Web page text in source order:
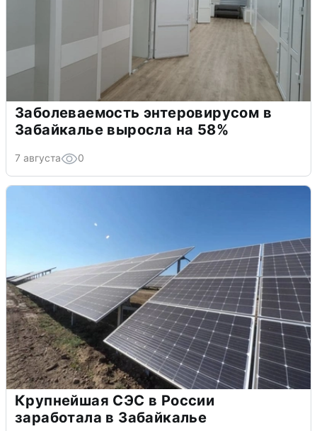
Заболеваемость энтеровирусом в
Забайкалье выросла на 58%
7 августа 0
Крупнейшая СЭС в России
заработала в Забайкалье